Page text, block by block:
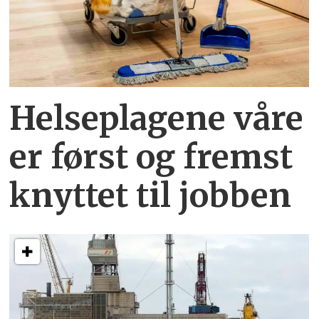
Helseplagene våre
er først og fremst
knyttet til jobben